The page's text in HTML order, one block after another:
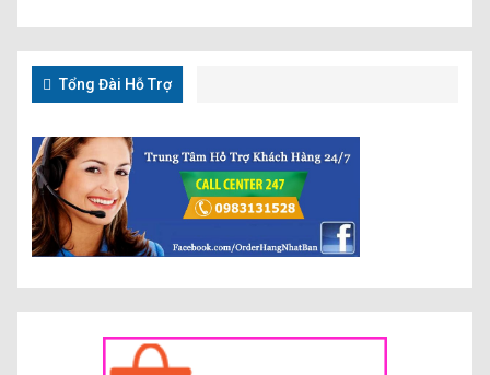
Tổng Đài Hỗ Trợ